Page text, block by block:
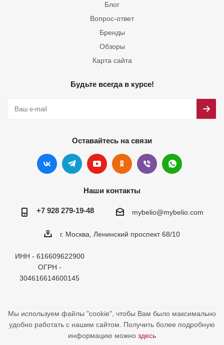
Блог
Вопрос-ответ
Бренды
Обзоры
Карта сайта
Будьте всегда в курсе!
Оставайтесь на связи
Наши контакты
+7 928 279-19-48 mybelio@mybelio.com
г. Москва, Ленинский проспект 68/10
ИНН - 616609622900
ОГРН -
304616614600145
Мы используем файлы "cookie", чтобы Вам было максимально
удобно работать с нашим сайтом. Получить более подробную
информацию можно здесь